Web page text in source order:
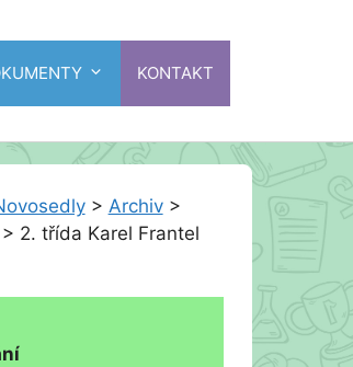
KONTAKT
> Archiv>
> 2. třída Karel Frantel